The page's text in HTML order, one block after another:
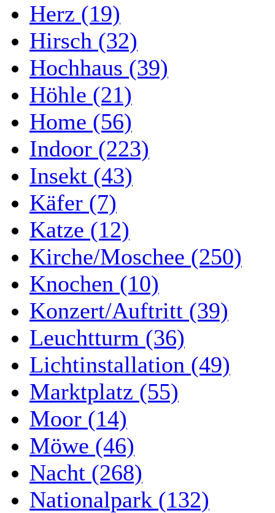
Herz (19)
Hirsch (32)
Hochhaus (39)
Höhle (21)
Home (56)
Indoor (223)
Insekt (43)
Käfer (7)
Katze (12)
Kirche/Moschee (250)
Knochen (10)
Konzert/Auftritt (39)
Leuchtturm (36)
Lichtinstallation (49)
Marktplatz (55)
Moor (14)
Möwe (46)
Nacht (268)
Nationalpark (132)